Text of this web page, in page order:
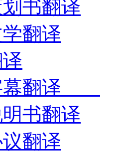
书翻译
翻译
幕翻译
书翻译
翻译